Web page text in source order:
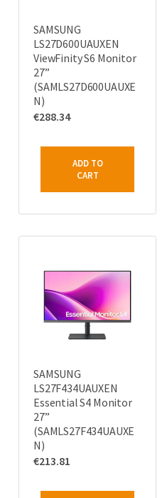
SAMSUNG
LS27D600UAUXEN
ViewFinity S6 Monitor
27”
(SAMLS27D600UAUXE
N)
€288.34
ADD TO
CART
SAMSUNG
LS27F434UAUXEN
Essential S4 Monitor
27”
(SAMLS27F434UAUXE
N)
€213.81